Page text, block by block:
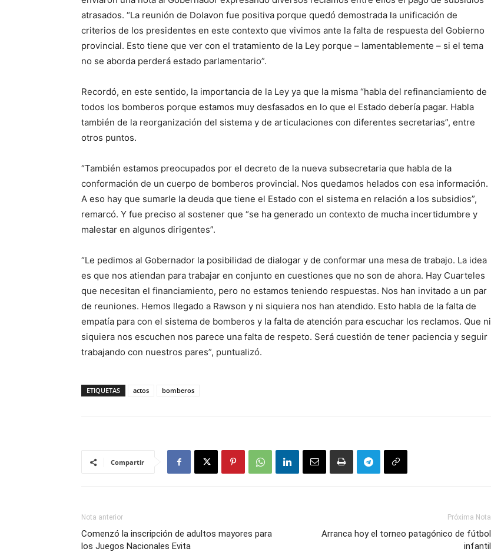
atrasados. “La reunión de Dolavon fue positiva porque quedó demostrada la unificación de
criterios de los presidentes en este contexto que vivimos ante la falta de respuesta del Gobierno
provincial. Esto tiene que ver con el tratamiento de la Ley porque – lamentablemente – si el tema
no se aborda perderá estado parlamentario”.
Recordó, en este sentido, la importancia de la Ley ya que la misma “habla del refinanciamiento de
todos los bomberos porque estamos muy desfasados en lo que el Estado debería pagar. Habla
también de la reorganización del sistema y de articulaciones con diferentes secretarias”, entre
otros puntos.
“También estamos preocupados por el decreto de la nueva subsecretaria que habla de la
conformación de un cuerpo de bomberos provincial. Nos quedamos helados con esa información.
A eso hay que sumarle la deuda que tiene el Estado con el sistema en relación a los subsidios”,
remarcó. Y fue preciso al sostener que “se ha generado un contexto de mucha incertidumbre y
malestar en algunos dirigentes”.
“Le pedimos al Gobernador la posibilidad de dialogar y de conformar una mesa de trabajo. La idea
es que nos atiendan para trabajar en conjunto en cuestiones que no son de ahora. Hay Cuarteles
que necesitan el financiamiento, pero no estamos teniendo respuestas. Nos han invitado a un par
de reuniones. Hemos llegado a Rawson y ni siquiera nos han atendido. Esto habla de la falta de
empatía para con el sistema de bomberos y la falta de atención para escuchar los reclamos. Que ni
siquiera nos escuchen nos parece una falta de respeto. Será cuestión de tener paciencia y seguir
trabajando con nuestros pares”, puntualizó.
ETIQUETAS actos bomberos
Compartir
Nota anterior
Comenzó la inscripción de adultos mayores para
los Juegos Nacionales Evita
Próxima Nota
Arranca hoy el torneo patagónico de fútbol
infantil